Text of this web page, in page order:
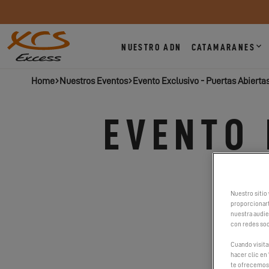
NUESTRO ADN CATAMARANES
Home Nuestros Eventos Evento Exclusivo - Puertas
Nuestro sitio
nuestra
con redes
Cuando
hacer clic en
te